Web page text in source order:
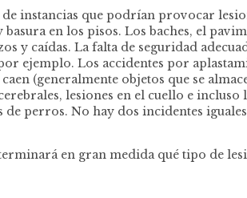
instancias que podrían provocar
en los pisos. Los baches, el
y caídas. La falta de seguridad
ejemplo. Los accidentes por
(generalmente objetos que se
lesiones en el cuello e
perros. No hay dos incidentes
en gran medida qué tipo de